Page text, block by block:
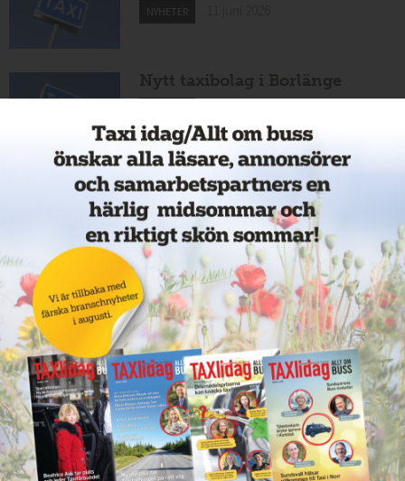
NYHETER
Nytt taxibolag i Borlänge
Taxibommar fick inte avsedd
effekt vid Lund C
NYHETER 10 juni 2026
Nytt taxibolag i Borlänge
NYHETER 10 juni 2026
Mexikansk elbil för 80 000
kronor ny på marknaden
NYHETER 10 juni 2026
Har du Sveriges snyggaste